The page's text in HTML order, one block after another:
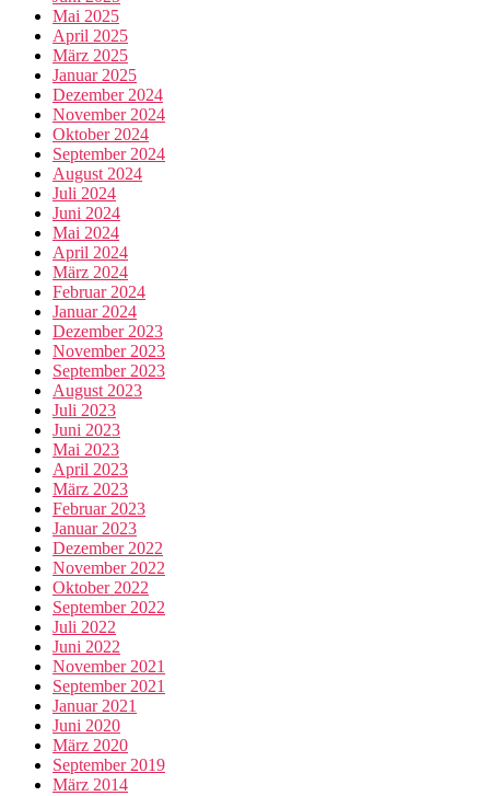
Mai 2025
April 2025
März 2025
Januar 2025
Dezember 2024
November 2024
Oktober 2024
September 2024
August 2024
Juli 2024
Juni 2024
Mai 2024
April 2024
März 2024
Februar 2024
Januar 2024
Dezember 2023
November 2023
September 2023
August 2023
Juli 2023
Juni 2023
Mai 2023
April 2023
März 2023
Februar 2023
Januar 2023
Dezember 2022
November 2022
Oktober 2022
September 2022
Juli 2022
Juni 2022
November 2021
September 2021
Januar 2021
Juni 2020
März 2020
September 2019
März 2014